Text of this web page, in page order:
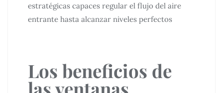
estratégicas capaces regular el flujo del aire
entrante hasta alcanzar niveles perfectos
Los beneficios de